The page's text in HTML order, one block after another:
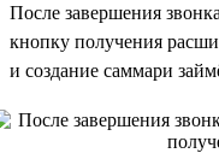
После завершения
кнопку получения
и создание саммари